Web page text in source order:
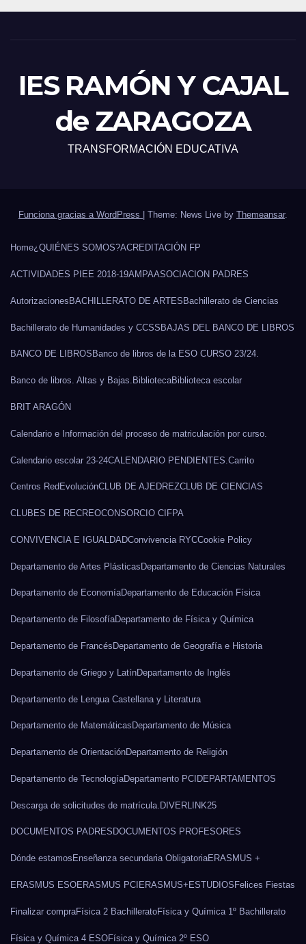
IES RAMÓN Y CAJAL
de ZARAGOZA
TRANSFORMACIÓN EDUCATIVA
Funciona gracias a WordPress Theme: News Live by Themeansar.
Home¿QUIÉNES SOMOS?ACREDITACIÓN FP
ACTIVIDADES PIEE 2018-19AMPAASOCIACION PADRES
Autorizaciones BACHILLERATO DE ARTES Bachillerato de Ciencias
Bachillerato de Humanidades y CCSSBAJAS DEL BANCO DE LIBROS
BANCO DE LIBROS Banco de libros de la ESO CURSO 23/24.
Banco de libros. Altas y Bajas. BibliotecaBiblioteca escolar
BRIT ARAGÓN
Calendario e Información del proceso de matriculación por curso.
Calendario escolar 23-24CALENDARIO PENDIENTES. Carrito
Centros RedEvoluciónCLUB DE AJEDREZCLUB DE CIENCIAS
CLUBES DE RECREOCONSORCIO CIFPA
CONVIVENCIA E IGUALDADConvivencia RYCCookie Policy
Departamento de Artes PlásticasDepartamento de Ciencias Naturales
Departamento de EconomíaDepartamento de Educación Física
Departamento de FilosofíaDepartamento de Física y Química
Departamento de Francés Departamento de Geografía e Historia
Departamento de Griego y LatínDepartamento de Inglés
Departamento de Lengua Castellana y Literatura
Departamento de Matemáticas Departamento de Música
Departamento de OrientaciónDepartamento de Religión
Departamento de TecnologíaDepartamento PCI DEPARTAMENTOS
Descarga de solicitudes de matrícula. DIVERLINK25
DOCUMENTOS PADRES DOCUMENTOS PROFESORES
Dónde estamos Enseñanza secundaria ObligatoriaERASMUS +
ERASMUS ESOERASMUS PCI ERASMUS+ ESTUDIOS Felices Fiestas
Finalizar compraFísica 2 BachilleratoFísica y Química 1º Bachillerato
Física y Química 4 ESOFísica y Química 2º ESO